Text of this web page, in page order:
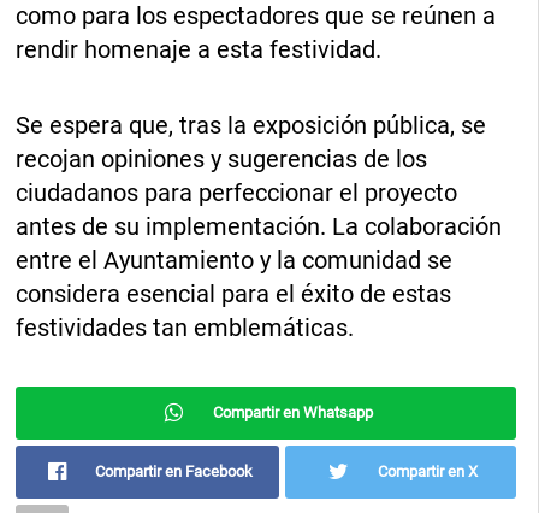
como para los espectadores que se reúnen a
rendir homenaje a esta festividad.
Se espera que, tras la exposición pública, se
recojan opiniones y sugerencias de los
ciudadanos para perfeccionar el proyecto
antes de su implementación. La colaboración
entre el Ayuntamiento y la comunidad se
considera esencial para el éxito de estas
festividades tan emblemáticas.
Compartir en Whatsapp
Compartir en Facebook Compartir en X